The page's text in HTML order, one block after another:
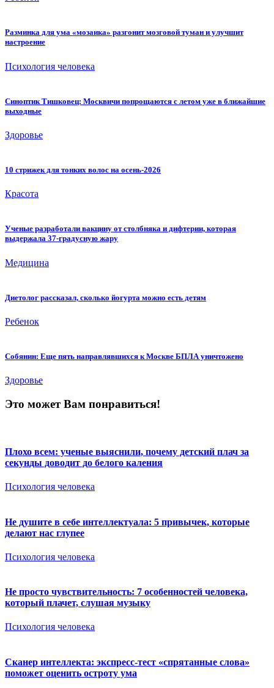
Разминка для ума «мозаика» разгонит мозговой туман и улучшит
настроение
Психология человека
Синоптик Тишковец: Москвичи попрощаются с летом уже в ближайшие
выходные
Здоровье
10 стрижек для тонких волос на осень-2026
Красота
Ученые разработали вакцину от столбняка и дифтерии, которая
выдержала 37-градусную жару
Медицина
Диетолог рассказал, сколько йогурта можно есть детям
Ребенок
Собянин: Еще пять направлявшихся к Москве БПЛА уничтожено
Здоровье
Это может Вам понравиться!
Плохо всем: ученые выяснили, почему детский плач за
секунды доводит до белого каления
Психология человека
Не душите в себе интеллектуала: 5 привычек, которые
делают нас глупее
Психология человека
Не просто чувствительность: 7 особенностей человека,
который плачет, слушая музыку
Психология человека
Сканер интеллекта: экспресс-тест «спрятанные слова»
поможет оценить остроту ума